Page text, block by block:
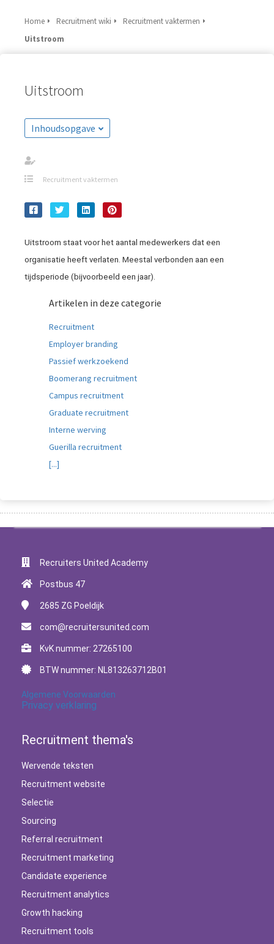
Home Recruitment wiki
Recruitment vaktermen
Uitstroom
Uitstroom
Inhoudsopgave
Recruitment vaktermen
Uitstroom staat voor het aantal medewerkers dat een
organisatie heeft verlaten. Meestal verbonden aan een
tijdsperiode (bijvoorbeeld een jaar).
Artikelen in deze categorie
Recruitment
Employer branding
Passief werkzoekend
Boomerang recruitment
Campus recruitment
Graduate recruitment
Interne werving
Guerilla recruitment
[...]
Recruiters United Academy
Postbus 47
2685 ZG Poeldijk
com@recruitersunited.com
KvK nummer: 27265100
BTW nummer: NL813263712B01
Algemene Voorwaarden
Privacy verklaring
Recruitment thema's
Wervende teksten
Recruitment website
Selectie
Sourcing
Referral recruitment
Recruitment marketing
Candidate experience
Recruitment analytics
Growth hacking
Recruitment tools